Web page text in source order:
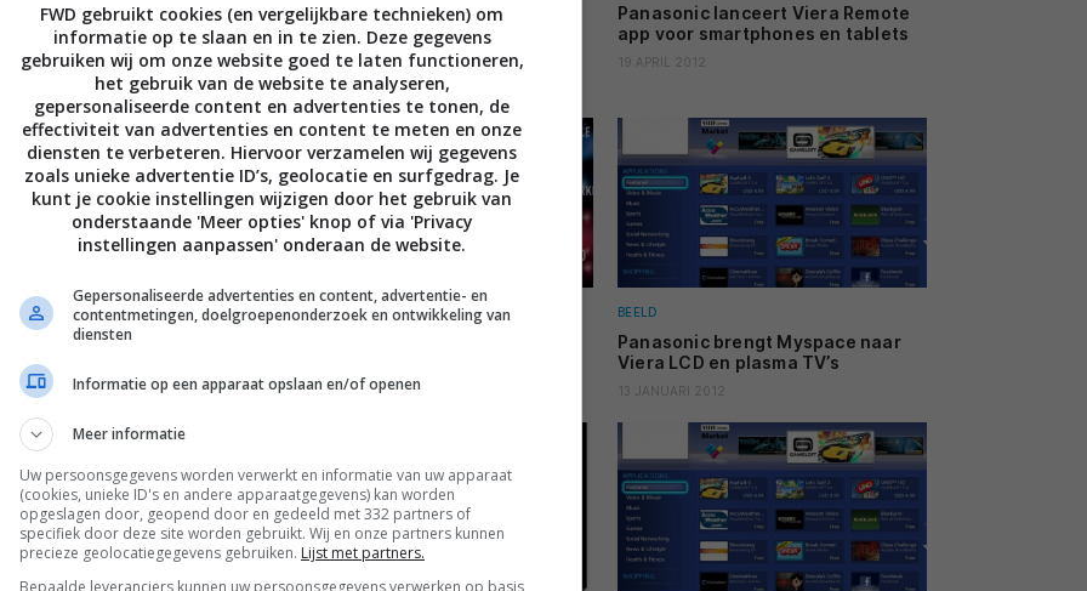
Panasonic TX-P50VT50
serie) 3D plasma TV
Review: Panasonic TX-P50GT50
(GT50 serie) 3D plasma TV
05 MEI 2012
Panasonic lanceert Viera Remote
app voor smartphones en tablets
19 APRIL 2012
Panasonic TX-P55ST50
serie) 3D plasma TV
2012
BEELD
25 JANUARI 2012
BEELD
Panasonic brengt Myspace naar
Viera LCD en plasma TV’s
13 JANUARI 2012
FWD gebruikt cookies (en vergelijkbare technieken) om
informatie op te slaan en in te zien. Deze gegevens
gebruiken wij om onze website goed te laten functioneren,
het gebruik van de website te analyseren,
gepersonaliseerde content en advertenties te tonen, de
effectiviteit van advertenties en content te meten en onze
diensten te verbeteren. Hiervoor verzamelen wij gegevens
zoals unieke advertentie ID’s, geolocatie en surfgedrag. Je
kunt je cookie instellingen wijzigen door het gebruik van
onderstaande 'Meer opties' knop of via 'Privacy
instellingen aanpassen' onderaan de website.
Gepersonaliseerde advertenties en content, advertentie- en
contentmetingen, doelgroepenonderzoek en ontwikkeling van
diensten
Informatie op een apparaat opslaan en/of openen
Meer informatie
Uw persoonsgegevens worden verwerkt en informatie van uw apparaat
(cookies, unieke ID's en andere apparaatgegevens) kan worden
opgeslagen door, geopend door en gedeeld met 332 partners of
specifiek door deze site worden gebruikt. Wij en onze partners kunnen
precieze geolocatiegegevens gebruiken. Lijst met partners.
Bepaalde leveranciers kunnen uw persoonsgegevens verwerken op basis